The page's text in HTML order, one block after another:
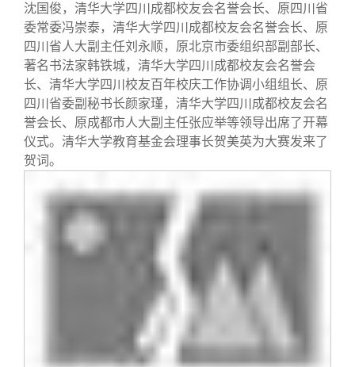
兴趣群体
西南联大校友会
捐赠方法
义工计划
我要订阅
新媒体平台
清华故事
青春风采
校友文苑
校友视界
终身学习
信息化服务
三创大赛
校友总会
总会简介
会长致辞
理事会名单
联系我们
关闭
沈国俊，清华大学四川成都校友会名誉会长、原四川省
委常委冯崇泰，清华大学四川成都校友会名誉会长、原
四川省人大副主任刘永顺，原北京市委组织部副部长、
著名书法家韩铁城，清华大学四川成都校友会名誉会
长、清华大学四川校友百年校庆工作协调小组组长、原
四川省委副秘书长颜家瑾，清华大学四川成都校友会名
誉会长、原成都市人大副主任张应举等领导出席了开幕
仪式。清华大学教育基金会理事长贺美英为大赛发来了
贺词。